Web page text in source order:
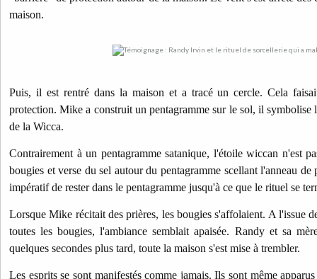
maison.
Puis, il est rentré dans la maison et a tracé un cercle. Cela
protection. Mike a construit un pentagramme sur le sol, il symbolise
de la Wicca.
Contrairement à un pentagramme satanique, l'étoile wiccan n'est
bougies et verse du sel autour du pentagramme scellant l'anneau
impératif de rester dans le pentagramme jusqu'à ce que le rituel se
Lorsque Mike récitait des prières, les bougies s'affolaient. A l'issue
toutes les bougies, l'ambiance semblait apaisée. Randy et sa
quelques secondes plus tard, toute la maison s'est mise à trembler.
Les esprits se sont manifestés comme jamais. Ils sont même